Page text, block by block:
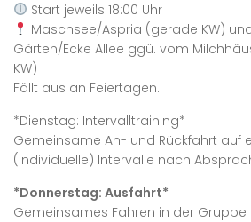
Start jeweils 18:00 Uhr
Maschsee/Aspria (gerade KW)
Gärten/Ecke Allee ggü. vom
KW)
Fällt aus an Feiertagen.
*Dienstag: Intervalltraining*
Gemeinsame An- und Rückfahrt auf
(individuelle) Intervalle nach
*Donnerstag: Ausfahrt*
Gemeinsames Fahren in der